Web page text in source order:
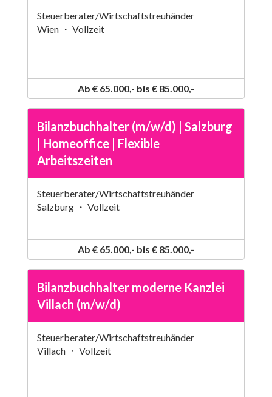
Steuerberater/Wirtschaftstreuhänder
Wien ・ Vollzeit
Ab € 65.000,- bis € 85.000,-
Bilanzbuchhalter (m/w/d) | Salzburg
| Homeoffice | Flexible
Arbeitszeiten
Steuerberater/Wirtschaftstreuhänder
Salzburg ・ Vollzeit
Ab € 65.000,- bis € 85.000,-
Bilanzbuchhalter moderne Kanzlei
Villach (m/w/d)
Steuerberater/Wirtschaftstreuhänder
Villach ・ Vollzeit